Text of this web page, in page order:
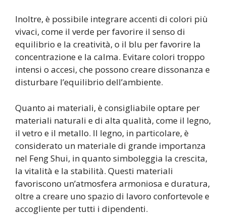
Inoltre, è possibile integrare accenti di colori più
vivaci, come il verde per favorire il senso di
equilibrio e la creatività, o il blu per favorire la
concentrazione e la calma. Evitare colori troppo
intensi o accesi, che possono creare dissonanza e
disturbare l’equilibrio dell’ambiente.
Quanto ai materiali, è consigliabile optare per
materiali naturali e di alta qualità, come il legno,
il vetro e il metallo. Il legno, in particolare, è
considerato un materiale di grande importanza
nel Feng Shui, in quanto simboleggia la crescita,
la vitalità e la stabilità. Questi materiali
favoriscono un’atmosfera armoniosa e duratura,
oltre a creare uno spazio di lavoro confortevole e
accogliente per tutti i dipendenti.